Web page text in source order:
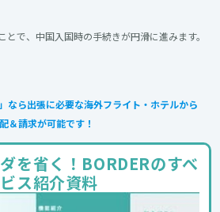
とで、中国入国時の手続きが円滑に進みます。
なら出張に必要な海外フライト・ホテルから
＆請求が可能です！
を省く！BORDERのすべ
ス紹介資料